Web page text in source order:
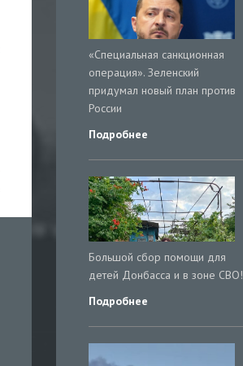
«Специальная санкционная
операция». Зеленский
придумал новый план против
России
Подробнее
Большой сбор помощи для
детей Донбасса и в зоне СВО!
Подробнее